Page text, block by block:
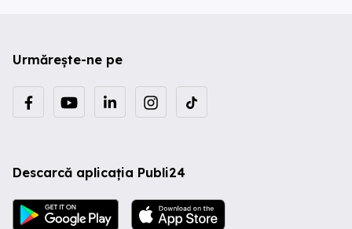
Urmărește-ne pe
Descarcă aplicația Publi24